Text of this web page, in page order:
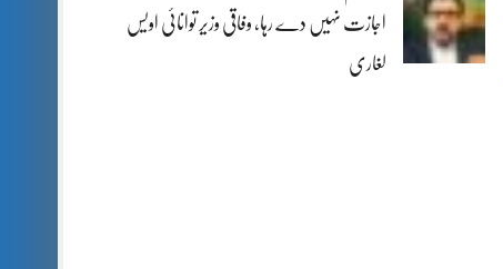
اجازت نہیں دے رہا، وفاقی وزیر توانائی اویس
لغاری